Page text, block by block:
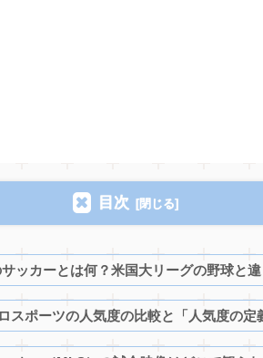
目次
ッカーとは何？米国大リーグの野球と違
スポーツの人気度の比較と「人気度の定